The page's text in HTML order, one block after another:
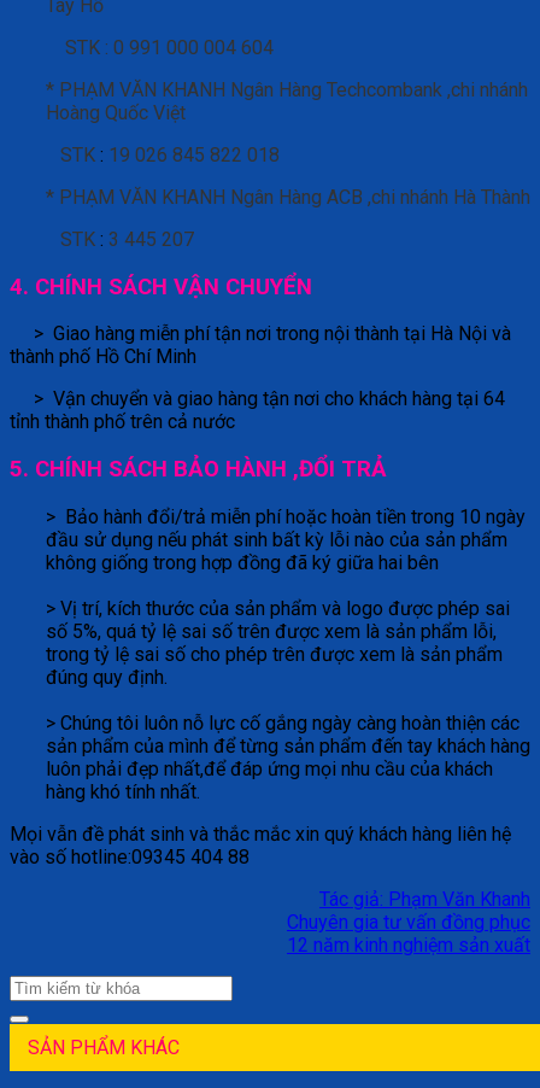
Tây Hồ
STK : 0 991 000 004 604
* PHẠM VĂN KHANH Ngân Hàng Techcombank ,chi nhánh
Hoàng Quốc Việt
STK : 19 026 845 822 018
* PHẠM VĂN KHANH Ngân Hàng ACB ,chi nhánh Hà Thành
STK : 3 445 207
4. CHÍNH SÁCH VẬN CHUYỂN
> Giao hàng miễn phí tận nơi trong nội thành tại Hà Nội và
thành phố Hồ Chí Minh
> Vận chuyển và giao hàng tận nơi cho khách hàng tại 64
tỉnh thành phố trên cả nước
5. CHÍNH SÁCH BẢO HÀNH ,ĐỔI TRẢ
> Bảo hành đổi/trả miễn phí hoặc hoàn tiền trong 10 ngày
đầu sử dụng nếu phát sinh bất kỳ lỗi nào của sản phẩm
không giống trong hợp đồng đã ký giữa hai bên
> Vị trí, kích thước của sản phẩm và logo được phép sai
số 5%, quá tỷ lệ sai số trên được xem là sản phẩm lỗi,
trong tỷ lệ sai số cho phép trên được xem là sản phẩm
đúng quy định.
> Chúng tôi luôn nỗ lực cố gắng ngày càng hoàn thiện các
sản phẩm của mình để từng sản phẩm đến tay khách hàng
luôn phải đẹp nhất,để đáp ứng mọi nhu cầu của khách
hàng khó tính nhất.
Mọi vẫn đề phát sinh và thắc mắc xin quý khách hàng liên hệ
vào số hotline:09345 404 88
Tác giả: Phạm Văn Khanh
Chuyên gia tư vấn đồng phục
12 năm kinh nghiệm sản xuất
SẢN PHẨM KHÁC